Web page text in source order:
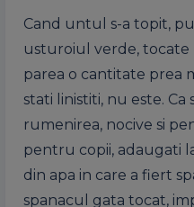
Cand untul s-a topit,
usturoiul verde, tocate
parea o cantitate prea
stati linistiti, nu este. Ca
rumenirea, nocive si
pentru copii, adaugati
din apa in care a fiert
spanacul
gata tocat,